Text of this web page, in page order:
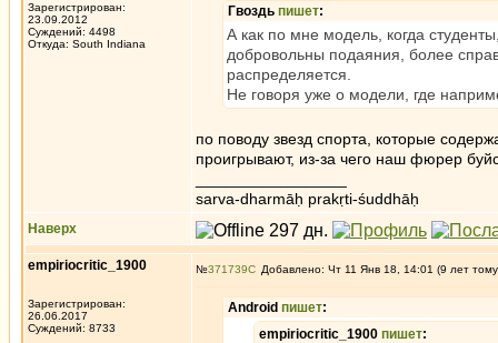
Зарегистрирован:
23.09.2012
Суждений: 4498
Откуда: South Indiana
Гвоздь пишет:
А как по мне модель, когда
добровольны подаяния, более
распределяется.
Не говоря уже о модели, где
по поводу звезд спорта, которые
проигрывают, из-за чего наш фюрер
sarva-dharmāḥ prakṛti-śuddhāḥ
Наверх
empiriocritic_1900
Зарегистрирован:
26.06.2017
Суждений: 8733
№371739 Добавлено: Чт 11 Янв 18, 14:01 (9 лет
Android пишет:
empiriocritic_1900 пишет: